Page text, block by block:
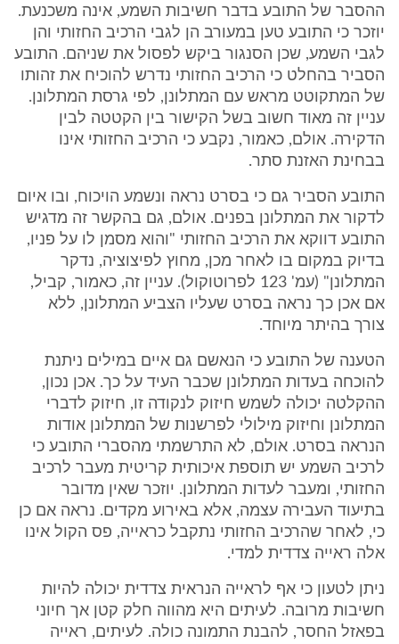
ההסבר של התובע בדבר חשיבות השמע, אינה משכנעת.
יוזכר כי התובע טען במעורב הן לגבי הרכיב החזותי והן
לגבי השמע, שכן הסנגור ביקש לפסול את שניהם. התובע
הסביר בהחלט כי הרכיב החזותי נדרש להוכיח את זהותו
של המתקוטט מראש עם המתלונן, לפי גרסת המתלונן.
עניין זה מאוד חשוב בשל הקישור בין הקטטה לבין
הדקירה. אולם, כאמור, נקבע כי הרכיב החזותי אינו
בבחינת האזנת סתר.
התובע הסביר גם כי בסרט נראה ונשמע הויכוח, ובו איום
לדקור את המתלונן בפנים. אולם, גם בהקשר זה מדגיש
התובע דווקא את הרכיב החזותי "והוא מסמן לו על פניו,
בדיוק במקום בו לאחר מכן, מחוץ לפיצוציה, נדקר
המתלונן" (עמ' 123 לפרוטוקול). עניין זה, כאמור, קביל,
אם אכן כך נראה בסרט שעליו הצביע המתלונן, ללא
צורך בהיתר מיוחד.
הטענה של התובע כי הנאשם גם איים במילים ניתנת
להוכחה בעדות המתלונן שכבר העיד על כך. אכן נכון,
ההקלטה יכולה לשמש חיזוק לנקודה זו, חיזוק לדברי
המתלונן וחיזוק מילולי לפרשנות של המתלונן אודות
הנראה בסרט. אולם, לא התרשמתי מהסברי התובע כי
לרכיב השמע יש תוספת איכותית קריטית מעבר לרכיב
החזותי, ומעבר לעדות המתלונן. יוזכר שאין מדובר
בתיעוד העבירה עצמה, אלא באירוע מקדים. נראה אם כן
כי, לאחר שהרכיב החזותי נתקבל כראייה, פס הקול אינו
אלה ראייה צדדית למדי.
ניתן לטעון כי אף לראייה הנראית צדדית יכולה להיות
חשיבות מרובה. לעיתים היא מהווה חלק קטן אך חיוני
בפאזל החסר, להבנת התמונה כולה. לעיתים, ראייה